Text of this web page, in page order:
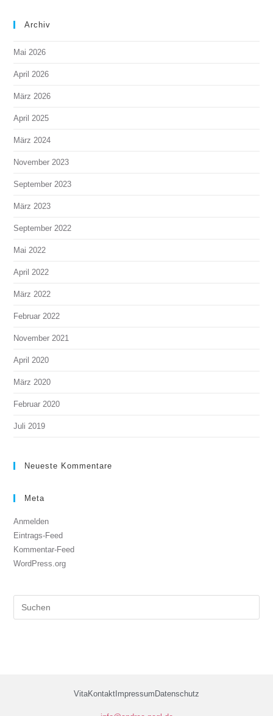
Archiv
Mai 2026
April 2026
März 2026
April 2025
März 2024
November 2023
September 2023
März 2023
September 2022
Mai 2022
April 2022
März 2022
Februar 2022
November 2021
April 2020
März 2020
Februar 2020
Juli 2019
Neueste Kommentare
Meta
Anmelden
Eintrags-Feed
Kommentar-Feed
WordPress.org
VitaKontakt Impressum Datenschutz